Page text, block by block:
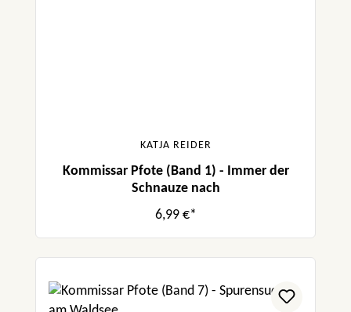
KATJA REIDER
Kommissar Pfote (Band 1) - Immer der
Schnauze nach
6,99 €*